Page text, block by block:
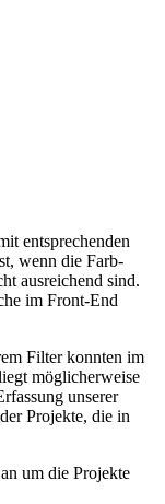
entsprechenden
wenn die Farb-
ausreichend sind.
im Front-End
Filter konnten im
möglicherweise
unserer
Projekte, die in
um die Projekte